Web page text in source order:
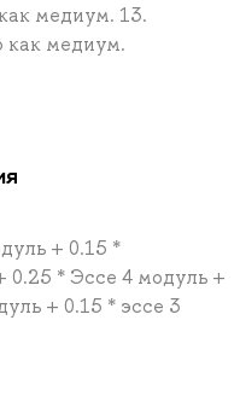
медиум. 13.
как медиум.
+ 0.15 *
0.25 * Эссе 4 модуль +
+ 0.15 * эссе 3